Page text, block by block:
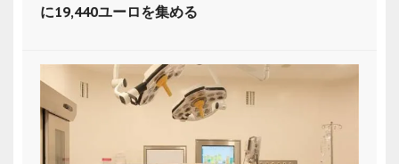
に19,440ユーロを集める